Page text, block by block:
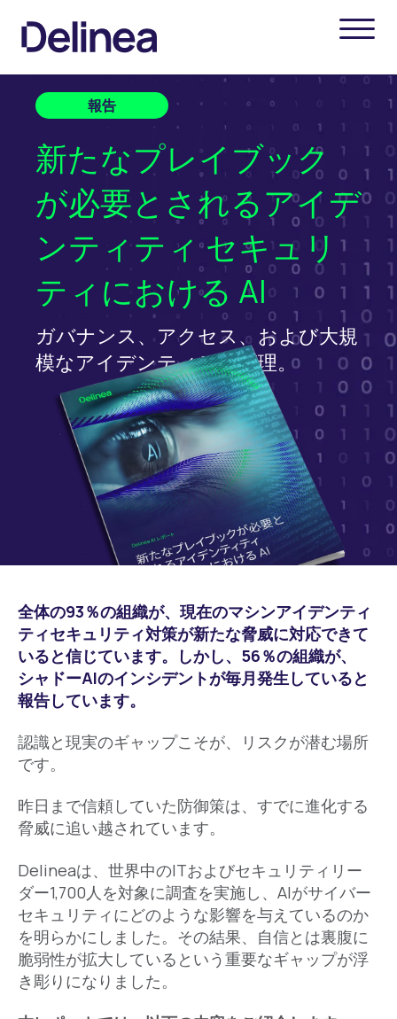
報告
新たなプレイブック
が必要とされるアイデ
ンティティ セキュリ
ティにおける AI
ガバナンス、アクセス、および大規
模なアイデンティティ管理。
全体の93％の組織が、現在のマシンアイデンティ
ティセキュリティ対策が新たな脅威に対応できて
いると信じています。しかし、56％の組織が、
シャドーAIのインシデントが毎月発生していると
報告しています。
認識と現実のギャップこそが、リスクが潜む場所
です。
昨日まで信頼していた防御策は、すでに進化する
脅威に追い越されています。
Delineaは、世界中のITおよびセキュリティリー
ダー1,700人を対象に調査を実施し、AIがサイバー
セキュリティにどのような影響を与えているのか
を明らかにしました。その結果、自信とは裏腹に
脆弱性が拡大しているという重要なギャップが浮
き彫りになりました。